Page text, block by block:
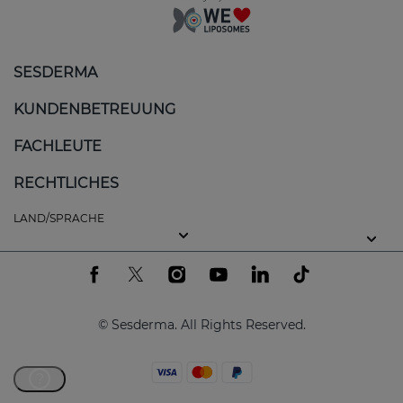
SESDERMA
KUNDENBETREUUNG
FACHLEUTE
RECHTLICHES
LAND/SPRACHE
© Sesderma. All Rights Reserved.